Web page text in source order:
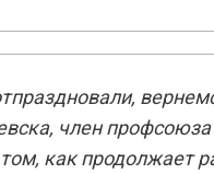
член
как продолжает